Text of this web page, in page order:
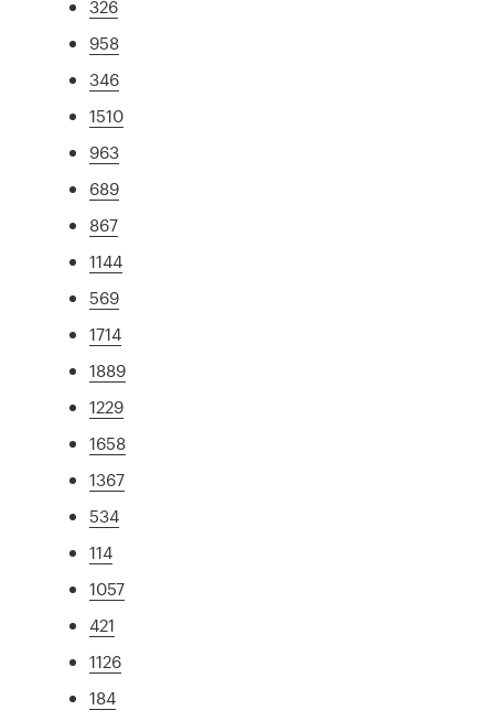
326
958
346
1510
963
689
867
1144
569
1714
1889
1229
1658
1367
534
114
1057
421
1126
184